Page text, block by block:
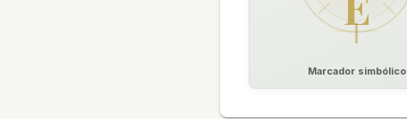
Marcador simbólico